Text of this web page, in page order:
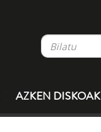
AZKEN DISKOAK